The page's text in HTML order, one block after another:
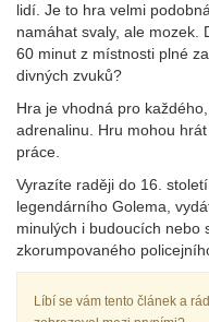
lidí. Je to hra velmi
namáhat svaly, ale mozek.
60 minut z místnosti plné
divných zvuků?
Hra je vhodná pro
adrenalinu. Hru mohou
práce.
Vyrazíte raději do 16.
legendárního Golema,
minulých i budoucích nebo
zkorumpovaného
Líbí se vám tento článek a